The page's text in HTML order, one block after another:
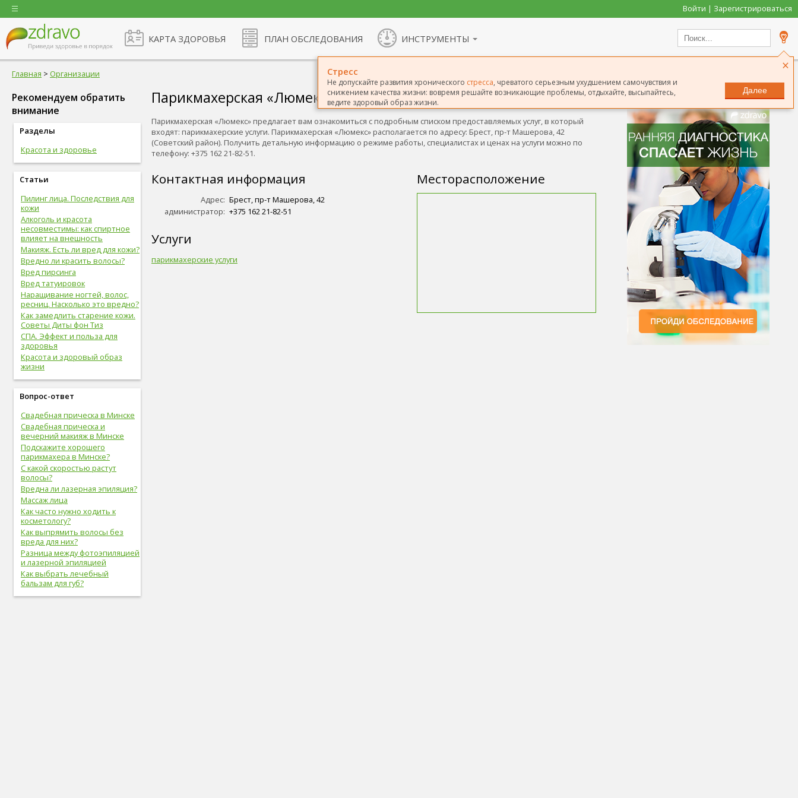
Войти | Зарегистрироваться
КАРТА ЗДОРОВЬЯ ПЛАН ОБСЛЕДОВАНИЯ ИНСТРУМЕНТЫ
×
Стресс
Не допускайте развития хронического стресса, чреватого серьезным ухудшением самочувствия и
снижением качества жизни: вовремя решайте возникающие проблемы, отдыхайте, высыпайтесь,
ведите здоровый образ жизни.
Далее
Главная > Организации
Рекомендуем обратить
внимание
Разделы
Красота и здоровье
Статьи
Пилинг лица. Последствия для
кожи
Алкоголь и красота
несовместимы: как спиртное
влияет на внешность
Макияж. Есть ли вред для кожи?
Вредно ли красить волосы?
Вред пирсинга
Вред татуировок
Наращивание ногтей, волос,
ресниц. Насколько это вредно?
Как замедлить старение кожи.
Советы Диты фон Тиз
СПА. Эффект и польза для
здоровья
Красота и здоровый образ
жизни
Вопрос-ответ
Свадебная прическа в Минске
Свадебная прическа и
вечерний макияж в Минске
Подскажите хорошего
парикмахера в Минске?
С какой скоростью растут
волосы?
Вредна ли лазерная эпиляция?
Массаж лица
Как часто нужно ходить к
косметологу?
Как выпрямить волосы без
вреда для них?
Разница между фотоэпиляцией
и лазерной эпиляцией
Как выбрать лечебный
бальзам для губ?
Сообщить о неточности
Парикмахерская «Люмекс»
Парикмахерская «Люмекс» предлагает вам ознакомиться с подробным списком предоставляемых услуг, в который
входят: парикмахерские услуги. Парикмахерская «Люмекс» располагается по адресу: Брест, пр-т Машерова, 42
(Советский район). Получить детальную информацию о режиме работы, специалистах и ценах на услуги можно по
телефону: +375 162 21-82-51.
Месторасположение
Контактная информация
Адрес: Брест, пр-т Машерова, 42
администратор: +375 162 21-82-51
Услуги
парикмахерские услуги